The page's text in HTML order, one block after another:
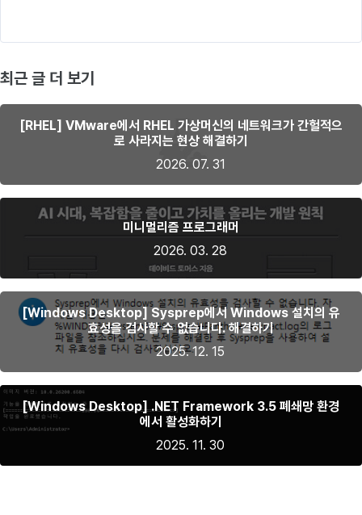
최근 글 더 보기
[RHEL] VMware에서 RHEL 가상머신의 네트워크가 간헐적으
로 사라지는 현상 해결하기
2026. 07. 31
미니멀리즘 프로그래머
2026. 03. 28
[Windows Desktop] Sysprep에서 Windows 설치의 유
효성을 검사할 수 없습니다. 해결하기
2025. 12. 15
[Windows Desktop] .NET Framework 3.5 폐쇄망 환경
에서 활성화하기
2025. 11. 30